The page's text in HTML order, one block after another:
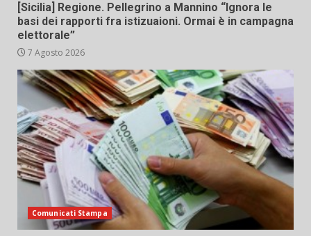
[Sicilia] Regione. Pellegrino a Mannino “Ignora le
basi dei rapporti fra istizuaioni. Ormai è in campagna
elettorale”
7 Agosto 2026
Comunicati Stampa